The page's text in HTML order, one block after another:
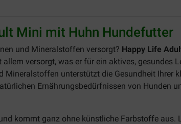
Mini mit Huhn Hundefutter
und Mineralstoffen versorgt? Happy Life
versorgt, was er für ein aktives, gesundes
unterstützt die Gesundheit Ihrer
Ernährungsbedürfnissen von Hunden
kommt ganz ohne künstliche Farbstoffe aus.